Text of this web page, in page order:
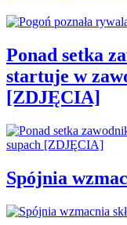
Ponad setka
startuje w
[ZDJĘCIA]
Spójnia